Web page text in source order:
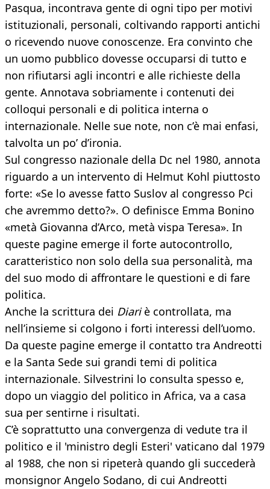
Pasqua, incontrava gente di ogni tipo per motivi
istituzionali, personali, coltivando rapporti antichi
o ricevendo nuove conoscenze. Era convinto che
un uomo pubblico dovesse occuparsi di tutto e
non rifiutarsi agli incontri e alle richieste della
gente. Annotava sobriamente i contenuti dei
colloqui personali e di politica interna o
internazionale. Nelle sue note, non c’è mai enfasi,
talvolta un po’ d’ironia.
Sul congresso nazionale della Dc nel 1980, annota
riguardo a un intervento di Helmut Kohl piuttosto
forte: «Se lo avesse fatto Suslov al congresso Pci
che avremmo detto?». O definisce Emma Bonino
«metà Giovanna d’Arco, metà vispa Teresa». In
queste pagine emerge il forte autocontrollo,
caratteristico non solo della sua personalità, ma
del suo modo di affrontare le questioni e di fare
politica.
Anche la scrittura dei Diariè controllata, ma
nell’insieme si colgono i forti interessi dell’uomo.
Da queste pagine emerge il contatto tra Andreotti
e la Santa Sede sui grandi temi di politica
internazionale. Silvestrini lo consulta spesso e,
dopo un viaggio del politico in Africa, va a casa
sua per sentirne i risultati.
C’è soprattutto una convergenza di vedute tra il
politico e il 'ministro degli Esteri' vaticano dal 1979
al 1988, che non si ripeterà quando gli succederà
monsignor Angelo Sodano, di cui Andreotti